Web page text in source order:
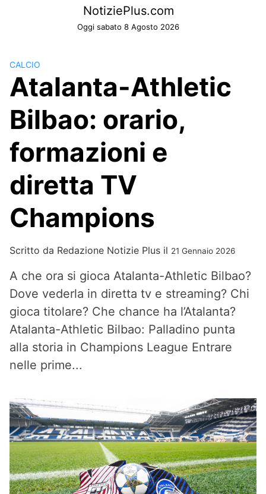
NotiziePlus.com
Oggi sabato 8 Agosto 2026
CALCIO
Atalanta-Athletic
Bilbao: orario,
formazioni e
diretta TV
Champions
Scritto da Redazione Notizie Plus il 21 Gennaio 2026
A che ora si gioca Atalanta-Athletic Bilbao?
Dove vederla in diretta tv e streaming? Chi
gioca titolare? Che chance ha l’Atalanta?
Atalanta-Athletic Bilbao: Palladino punta
alla storia in Champions League Entrare
nelle prime...